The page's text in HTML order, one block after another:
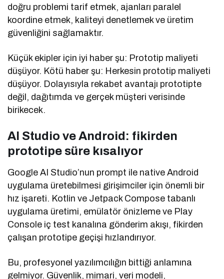
doğru problemi tarif etmek, ajanları paralel
koordine etmek, kaliteyi denetlemek ve üretim
güvenliğini sağlamaktır.
Küçük ekipler için iyi haber şu: Prototip maliyeti
düşüyor. Kötü haber şu: Herkesin prototip maliyeti
düşüyor. Dolayısıyla rekabet avantajı prototipte
değil, dağıtımda ve gerçek müşteri verisinde
birikecek.
AI Studio ve Android: fikirden
prototipe süre kısalıyor
Google AI Studio’nun prompt ile native Android
uygulama üretebilmesi girişimciler için önemli bir
hız işareti. Kotlin ve Jetpack Compose tabanlı
uygulama üretimi, emülatör önizleme ve Play
Console iç test kanalına gönderim akışı, fikirden
çalışan prototipe geçişi hızlandırıyor.
Bu, profesyonel yazılımcılığın bittiği anlamına
gelmiyor. Güvenlik, mimari, veri modeli,